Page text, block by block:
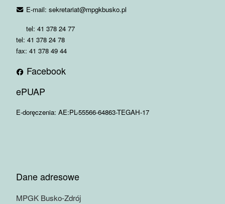
E-mail: sekretariat@mpgkbusko.pl
tel: 41 378 24 77
tel: 41 378 24 78
fax: 41 378 49 44
Facebook
ePUAP
E-doręczenia: AE:PL-55566-64863-TEGAH-17
Dane adresowe
MPGK Busko-Zdrój